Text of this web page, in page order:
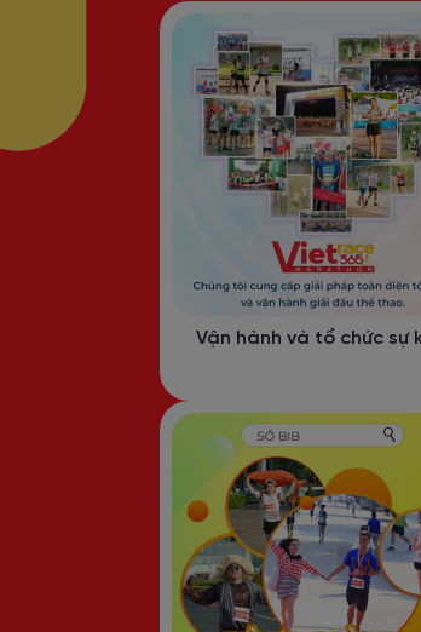
Vận hành và tổ chức sự